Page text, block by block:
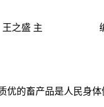
海 王之盛 主
的畜产品是人民身